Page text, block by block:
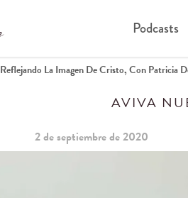
Podcasts
Reflejando La Imagen De Cristo, Con Patricia
AVIVA
2 de septiembre de 2020